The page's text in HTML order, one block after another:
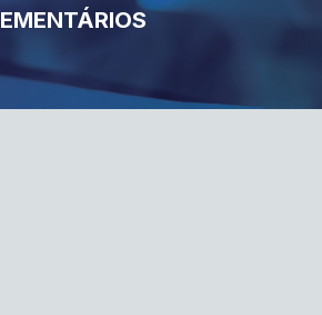
EMENTÁRIOS